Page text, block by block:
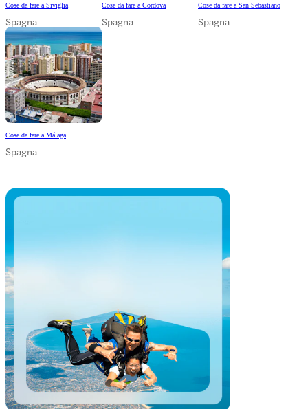
Cose da fare a Siviglia
Spagna
Cose da fare a Cordova
Spagna
Cose da fare a San Sebastiano
Spagna
Cose da fare a Málaga
Spagna